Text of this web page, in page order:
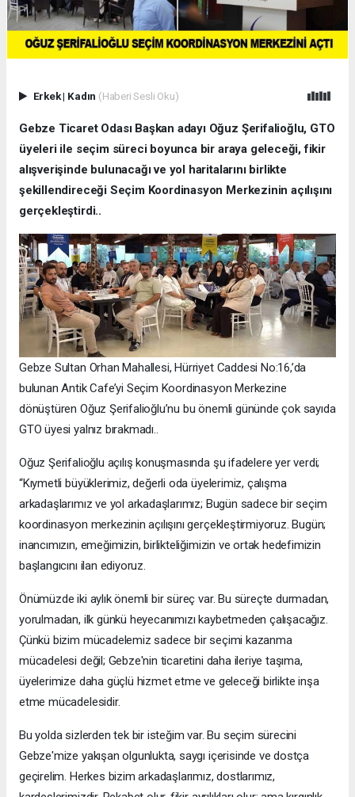
Erkek| Kadın (Haberi Sesli Oku)
Gebze Ticaret Odası Başkan adayı Oğuz Şerifalioğlu, GTO
üyeleri ile seçim süreci boyunca bir araya geleceği, fikir
alışverişinde bulunacağı ve yol haritalarını birlikte
şekillendireceği Seçim Koordinasyon Merkezinin açılışını
gerçekleştirdi..
Gebze Sultan Orhan Mahallesi, Hürriyet Caddesi No:16,’da
bulunan Antik Cafe’yi Seçim Koordinasyon Merkezine
dönüştüren Oğuz Şerifalioğlu’nu bu önemli gününde çok sayıda
GTO üyesi yalnız bırakmadı..
Oğuz Şerifalioğlu açılış konuşmasında şu ifadelere yer verdi;
“Kıymetli büyüklerimiz, değerli oda üyelerimiz, çalışma
arkadaşlarımız ve yol arkadaşlarımız; Bugün sadece bir seçim
koordinasyon merkezinin açılışını gerçekleştirmiyoruz. Bugün;
inancımızın, emeğimizin, birlikteliğimizin ve ortak hedefimizin
başlangıcını ilan ediyoruz.
Önümüzde iki aylık önemli bir süreç var. Bu süreçte durmadan,
yorulmadan, ilk günkü heyecanımızı kaybetmeden çalışacağız.
Çünkü bizim mücadelemiz sadece bir seçimi kazanma
mücadelesi değil; Gebze'nin ticaretini daha ileriye taşıma,
üyelerimize daha güçlü hizmet etme ve geleceği birlikte inşa
etme mücadelesidir.
Bu yolda sizlerden tek bir isteğim var. Bu seçim sürecini
Gebze'mize yakışan olgunlukta, saygı içerisinde ve dostça
geçirelim. Herkes bizim arkadaşlarımız, dostlarımız,